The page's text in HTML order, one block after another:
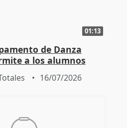
01:13
de Danza
a los alumnos
a flor de piel"
16/07/2026